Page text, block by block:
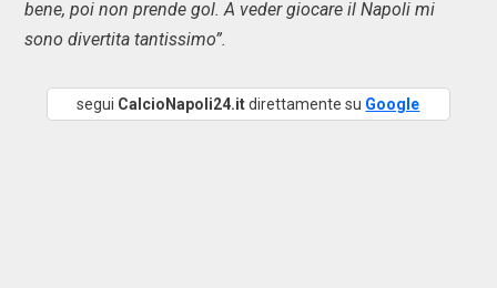
bene, poi non prende gol. A veder giocare il Napoli mi
sono divertita tantissimo”.
segui CalcioNapoli24.itdirettamente su Google